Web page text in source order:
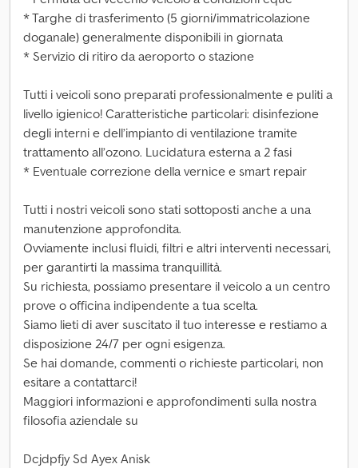
* Targhe di trasferimento (5 giorni/immatricolazione
doganale) generalmente disponibili in giornata
* Servizio di ritiro da aeroporto o stazione
Tutti i veicoli sono preparati professionalmente e puliti a
livello igienico! Caratteristiche particolari: disinfezione
degli interni e dell’impianto di ventilazione tramite
trattamento all’ozono. Lucidatura esterna a 2 fasi
* Eventuale correzione della vernice e smart repair
Tutti i nostri veicoli sono stati sottoposti anche a una
manutenzione approfondita.
Ovviamente inclusi fluidi, filtri e altri interventi necessari,
per garantirti la massima tranquillità.
Su richiesta, possiamo presentare il veicolo a un centro
prove o officina indipendente a tua scelta.
Siamo lieti di aver suscitato il tuo interesse e restiamo a
disposizione 24/7 per ogni esigenza.
Se hai domande, commenti o richieste particolari, non
esitare a contattarci!
Maggiori informazioni e approfondimenti sulla nostra
filosofia aziendale su
Dcjdpfjy Sd Ayex Anisk